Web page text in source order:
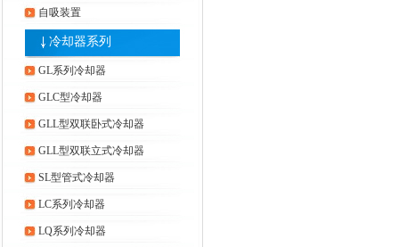
自吸装置
冷却器系列
GL系列冷却器
GLC型冷却器
GLL型双联卧式冷却器
GLL型双联立式冷却器
SL型管式冷却器
LC系列冷却器
LQ系列冷却器